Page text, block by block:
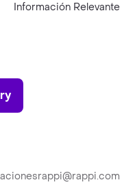
Información Relevante